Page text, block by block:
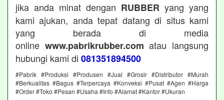
jika anda minat dengan RUBBER yang yang
kami ajukan, anda tepat datang di situs kami
yang berada di media
online www.pabrikrubber.com atau langsung
hubungi kami di 081351894500
#Pabrik #Produksi #Produsen #Jual #Grosir #Distributor #Murah
#Berkualitas #Bagus #Terpercaya #Konveksi #Pusat #Agen #Harga
#Order #Toko #Pesan #Usaha #Info #Alamat #Kantor #Ukuran